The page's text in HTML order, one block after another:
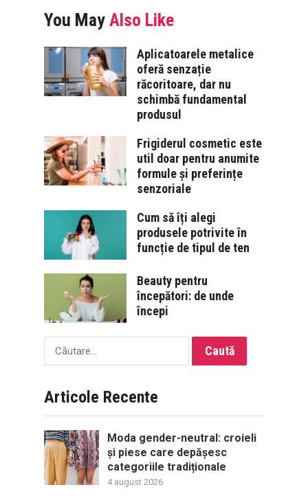
You May Also Like
Aplicatoarele metalice
oferă senzație
răcoritoare, dar nu
schimbă fundamental
produsul
Frigiderul cosmetic este
util doar pentru anumite
formule și preferințe
senzoriale
Cum să îți alegi
produsele potrivite în
funcție de tipul de ten
Beauty pentru
începători: de unde
începi
Caută
după:
Articole Recente
Moda gender-neutral: croieli
și piese care depășesc
categoriile tradiționale
4 august 2026